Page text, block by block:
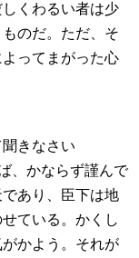
くわるい者は少
のだ。ただ、そ
ってまがった心
きなさい
、かならず謹んで
あり、臣下は地
ている。かくし
かよう。それが